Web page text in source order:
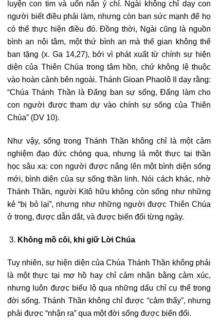
luyện con tim và uốn nắn ý chí. Ngài không chỉ dạy con
người biết điều phải làm, nhưng còn ban sức mạnh để họ
có thể thực hiện điều đó. Đồng thời, Ngài cũng là nguồn
bình an nội tâm, một thứ bình an mà thế gian không thể
ban tặng (x. Ga 14,27), bởi vì phát xuất từ chính sự hiện
diện của Thiên Chúa trong tâm hồn, chứ không lệ thuộc
vào hoàn cảnh bên ngoài. Thánh Gioan Phaolô II dạy rằng:
“Chúa Thánh Thần là Đấng ban sự sống, Đấng làm cho
con người được tham dự vào chính sự sống của Thiên
Chúa” (DV 10).
Như vậy, sống trong Thánh Thần không chỉ là một cảm
nghiệm đạo đức chóng qua, nhưng là một thực tại thần
học sâu xa: con người được nâng lên một bình diện sống
mới, bình diện của sự sống thần linh. Nói cách khác, nhờ
Thánh Thần, người Kitô hữu không còn sống như những
kẻ “bị bỏ lại”, nhưng như những người được Thiên Chúa
ở trong, được dẫn dắt, và được biến đổi từng ngày.
Không mồ côi, khi giữ Lời Chúa
Tuy nhiên, sự hiện diện của Chúa Thánh Thần không phải
là một thực tại mơ hồ hay chỉ cảm nhận bằng cảm xúc,
nhưng luôn được biểu lộ qua những dấu chỉ cụ thể trong
đời sống. Thánh Thần không chỉ được “cảm thấy”, nhưng
phải được “nhận ra” qua một đời sống được biến đổi.